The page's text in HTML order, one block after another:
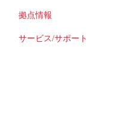
拠点情報
サービス/サポート